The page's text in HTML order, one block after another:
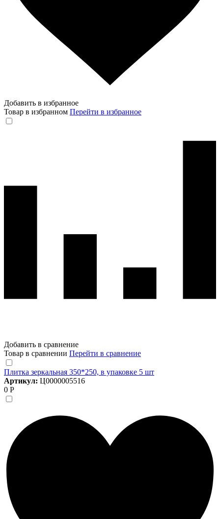
Добавить в избранное
Товар в избранном Перейти в избранное
Добавить в сравнение
Товар в сравнении Перейти в сравнение
Плитка зеркальная 350*250, в упаковке 5 шт
Артикул: Ц0000005516
0 Р